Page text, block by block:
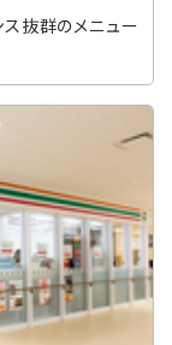
ス抜群のメニュー